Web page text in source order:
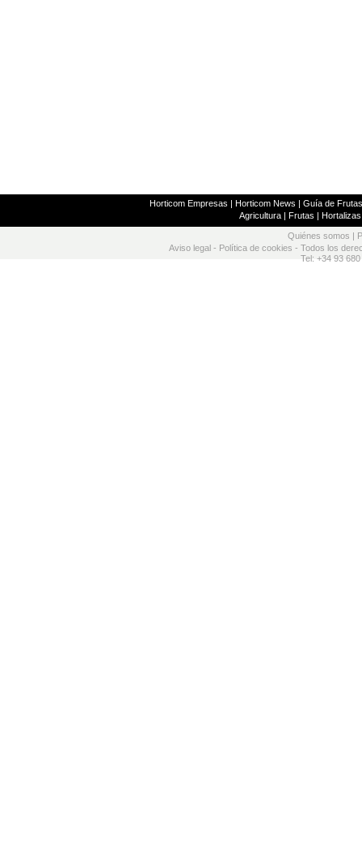
Horticom Empresas | Horticom News | Guía de
Agricultura| Frutas | Hortalizas
Quiénes somos
Aviso legal - Política de cookies - Todos los
Tel: +34 93